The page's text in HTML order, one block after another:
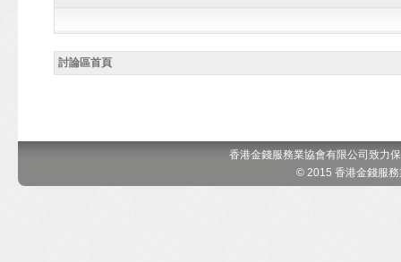
討論區首頁
香港金錢服務業協會有限公司致力
© 2015 香港金錢服